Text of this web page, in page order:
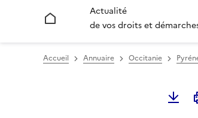
Accueil
Actualité
de vos droits et
Accueil Annuaire Occitanie